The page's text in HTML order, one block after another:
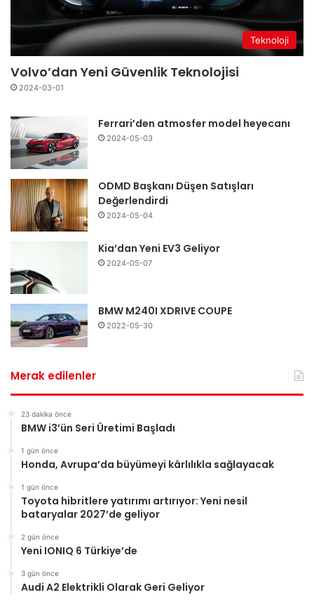
Teknoloji
Volvo’dan Yeni Güvenlik Teknolojisi
2024-03-01
Ferrari’den atmosfer model heyecanı
2024-05-03
ODMD Başkanı Düşen Satışları
Değerlendirdi
2024-05-04
Kia’dan Yeni EV3 Geliyor
2024-05-07
BMW M240I XDRIVE COUPE
2022-05-30
Merak edilenler
23 dakika önce
BMW i3’ün Seri Üretimi Başladı
1 gün önce
Honda, Avrupa’da büyümeyi kârlılıkla sağlayacak
1 gün önce
Toyota hibritlere yatırımı artırıyor: Yeni nesil
bataryalar 2027’de geliyor
2 gün önce
Yeni IONIQ 6 Türkiye’de
3 gün önce
Audi A2 Elektrikli Olarak Geri Geliyor